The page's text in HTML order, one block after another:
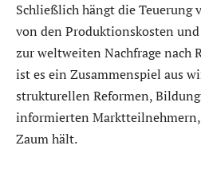
Schließlich hängt die Teuerung
von den Produktionskosten
zur weltweiten Nachfrage nach
ist es ein Zusammenspiel aus
strukturellen Reformen,
informierten
Zaum hält.